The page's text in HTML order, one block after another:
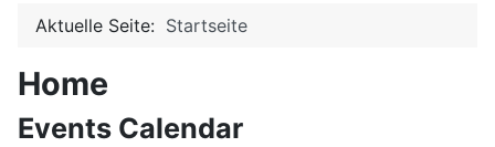
Aktuelle Seite: Startseite
Home
Events Calendar